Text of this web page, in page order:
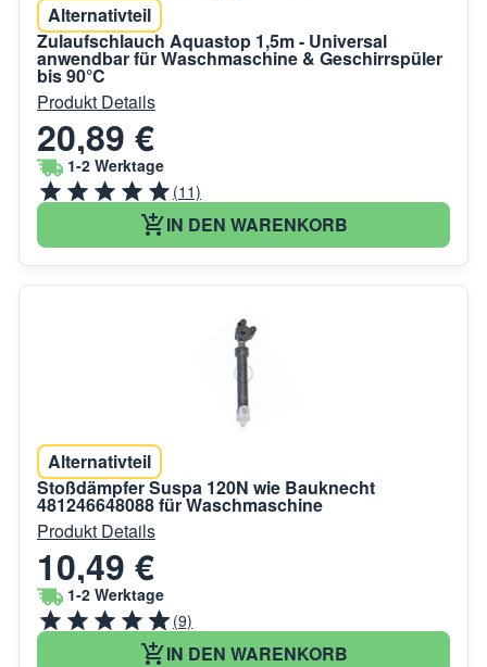
Alternativteil
Zulaufschlauch Aquastop 1,5m - Universal
anwendbar für Waschmaschine & Geschirrspüler
bis 90°C
Produkt Details
20,89 €
1-2 Werktage
(11)
IN DEN WARENKORB
Alternativteil
Stoßdämpfer Suspa 120N wie Bauknecht
481246648088 für Waschmaschine
Produkt Details
10,49 €
1-2 Werktage
(9)
IN DEN WARENKORB